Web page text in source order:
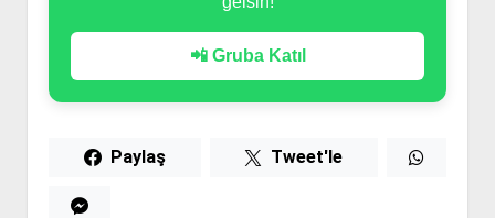
📲 Gruba Katıl
Paylaş Tweet'le